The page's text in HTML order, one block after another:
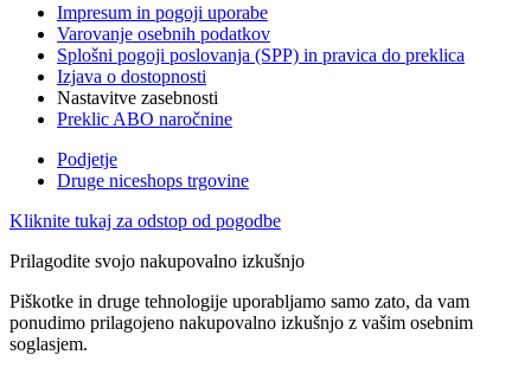
Impresum in pogoji uporabe
Varovanje osebnih podatkov
Splošni pogoji poslovanja (SPP) in pravica do preklica
Izjava o dostopnosti
Nastavitve zasebnosti
Preklic ABO naročnine
Podjetje
Druge niceshops trgovine
Kliknite tukaj za odstop od pogodbe
Prilagodite svojo nakupovalno izkušnjo
Piškotke in druge tehnologije uporabljamo samo zato, da vam
ponudimo prilagojeno nakupovalno izkušnjo z vašim osebnim
soglasjem.